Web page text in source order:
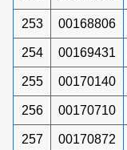
253 00168806
254 00169431
255 00170140
256 00170710
257 00170872